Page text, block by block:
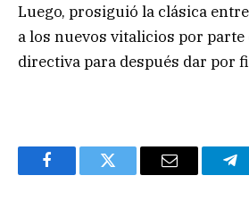
Luego, prosiguió la clásica
a los nuevos vitalicios por
directiva para después dar por
FacebookTwitter Email